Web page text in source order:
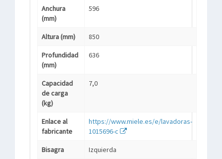
Anchura
(mm)
596
Altura (mm) 850
Profundidad
(mm)
636
Capacidad
de carga
(kg)
7,0
Enlace al
fabricante
https://www.miele.es/e/lavadoras-
1015696-c
Bisagra Izquierda